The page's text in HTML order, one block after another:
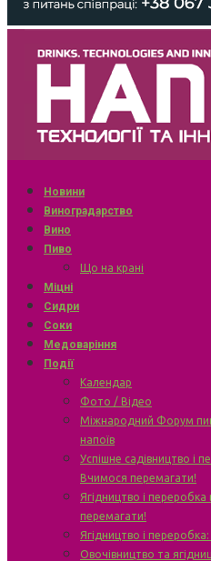
Новини
Виноградарство
Вино
Пиво
Що на крані
Міцні
Сидри
Соки
Медоваріння
Події
Календар
Фото / Відео
Міжнародний Форум
напоїв
Успішне садівництво і
Вчимося перемагати!
Ягідництво і
перемагати!
Ягідництво і переробка:
Овочівництво та